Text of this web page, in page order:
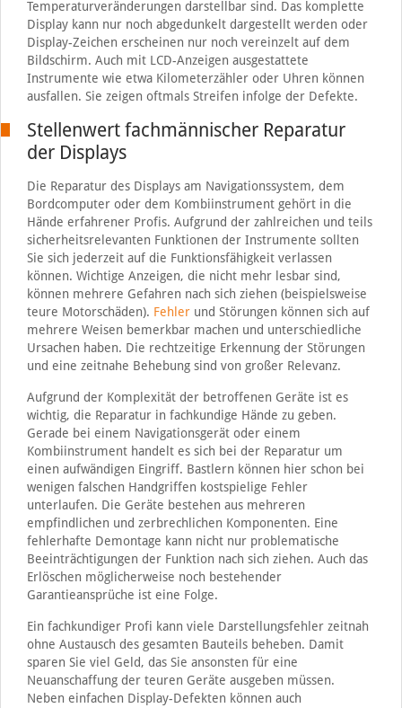
Temperaturveränderungen darstellbar sind. Das komplette
Display kann nur noch abgedunkelt dargestellt werden oder
Display-Zeichen erscheinen nur noch vereinzelt auf dem
Bildschirm. Auch mit LCD-Anzeigen ausgestattete
Instrumente wie etwa Kilometerzähler oder Uhren können
ausfallen. Sie zeigen oftmals Streifen infolge der Defekte.
Stellenwert fachmännischer Reparatur
der Displays
Die Reparatur des Displays am Navigationssystem, dem
Bordcomputer oder dem Kombiinstrument gehört in die
Hände erfahrener Profis. Aufgrund der zahlreichen und teils
sicherheitsrelevanten Funktionen der Instrumente sollten
Sie sich jederzeit auf die Funktionsfähigkeit verlassen
können. Wichtige Anzeigen, die nicht mehr lesbar sind,
können mehrere Gefahren nach sich ziehen (beispielsweise
teure Motorschäden). Fehlerund Störungen können sich auf
mehrere Weisen bemerkbar machen und unterschiedliche
Ursachen haben. Die rechtzeitige Erkennung der Störungen
und eine zeitnahe Behebung sind von großer Relevanz.
Aufgrund der Komplexität der betroffenen Geräte ist es
wichtig, die Reparatur in fachkundige Hände zu geben.
Gerade bei einem Navigationsgerät oder einem
Kombiinstrument handelt es sich bei der Reparatur um
einen aufwändigen Eingriff. Bastlern können hier schon bei
wenigen falschen Handgriffen kostspielige Fehler
unterlaufen. Die Geräte bestehen aus mehreren
empfindlichen und zerbrechlichen Komponenten. Eine
fehlerhafte Demontage kann nicht nur problematische
Beeinträchtigungen der Funktion nach sich ziehen. Auch das
Erlöschen möglicherweise noch bestehender
Garantieansprüche ist eine Folge.
Ein fachkundiger Profi kann viele Darstellungsfehler zeitnah
ohne Austausch des gesamten Bauteils beheben. Damit
sparen Sie viel Geld, das Sie ansonsten für eine
Neuanschaffung der teuren Geräte ausgeben müssen.
Neben einfachen Display-Defekten können auch